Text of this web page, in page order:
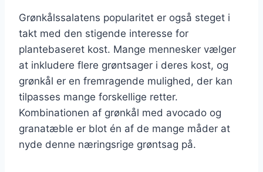
Grønkålssalatens popularitet er også steget i
takt med den stigende interesse for
plantebaseret kost. Mange mennesker vælger
at inkludere flere grøntsager i deres kost, og
grønkål er en fremragende mulighed, der kan
tilpasses mange forskellige retter.
Kombinationen af grønkål med avocado og
granatæble er blot én af de mange måder at
nyde denne næringsrige grøntsag på.